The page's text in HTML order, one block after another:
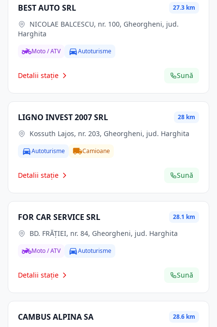
BEST AUTO SRL 27.3 km
Harghita
Moto / ATV Autoturisme
Detalii stație Sună
LIGNO INVEST 2007 SRL 28 km
Kossuth Lajos, nr. 203, Gheorgheni, jud. Harghita
Autoturisme Camioane
Detalii stație Sună
FOR CAR SERVICE SRL 28.1 km
BD. FRĂŢIEI, nr. 84, Gheorgheni, jud. Harghita
Moto / ATV Autoturisme
Detalii stație Sună
CAMBUS ALPINA SA 28.6 km